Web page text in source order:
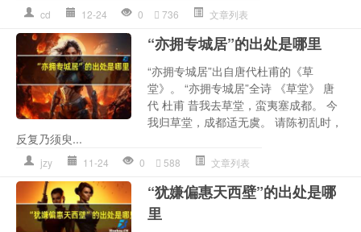
cd 12-24 0 736 文章列表
“亦拥专城居”的出处是哪里
“亦拥专城居”出自唐代杜甫的《草
堂》。 “亦拥专城居”全诗 《草堂》 唐
代 杜甫 昔我去草堂，蛮夷塞成都。 今
我归草堂，成都适无虞。 请陈初乱时，
反复乃须臾...
jzy 11-24 0 588 文章列表
“犹嫌偏惠天西壁”的出处是哪
里